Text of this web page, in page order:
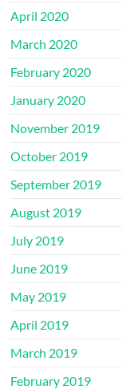
April 2020
March 2020
February 2020
January 2020
November 2019
October 2019
September 2019
August 2019
July 2019
June 2019
May 2019
April 2019
March 2019
February 2019